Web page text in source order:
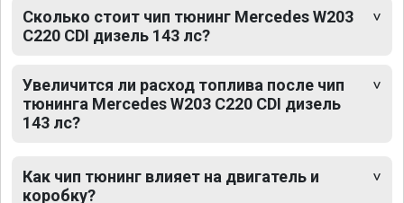
Сколько стоит чип тюнинг Mercedes W203
C220 CDI дизель 143 лс?
Увеличится ли расход топлива после чип
тюнинга Mercedes W203 C220 CDI дизель
143 лс?
Как чип тюнинг влияет на двигатель и
коробку?